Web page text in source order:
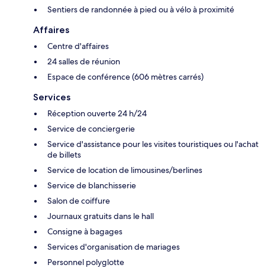
Sentiers de randonnée à pied ou à vélo à proximité
Affaires
Centre d'affaires
24 salles de réunion
Espace de conférence (606 mètres carrés)
Services
Réception ouverte 24 h/24
Service de conciergerie
Service d'assistance pour les visites touristiques ou l'achat
de billets
Service de location de limousines/berlines
Service de blanchisserie
Salon de coiffure
Journaux gratuits dans le hall
Consigne à bagages
Services d'organisation de mariages
Personnel polyglotte